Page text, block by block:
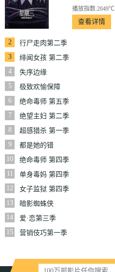
播放指数:2049℃
查看详情
2
行尸走肉第二季
3
绯闻女孩 第二季
4
失序边缘
5
极致欢愉保障
6
绝命毒师 第五季
7
绝望主妇 第二季
8
超感猎杀 第一季
9
都是她的错
10
绝命毒师 第四季
11
单身毒妈 第四季
12
女子监狱 第四季
13
暗影蜘蛛侠
14
爱·恋第三季
15
营销伎巧第一季